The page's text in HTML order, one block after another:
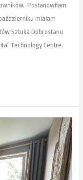
Postanowiłam
miałam
Sztuka Dobrostanu
Technology Centre.